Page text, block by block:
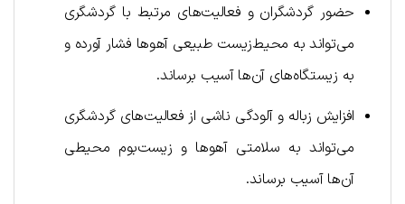
حضور گردشگران و فعالیت‌های مرتبط با گردشگری
می‌تواند به محیط‌زیست طبیعی آهوها فشار آورده و
به زیستگاه‌های آن‌ها آسیب برساند.
افزایش زباله و آلودگی ناشی از فعالیت‌های گردشگری
می‌تواند به سلامتی آهوها و زیست‌بوم محیطی
آن‌ها آسیب برساند.